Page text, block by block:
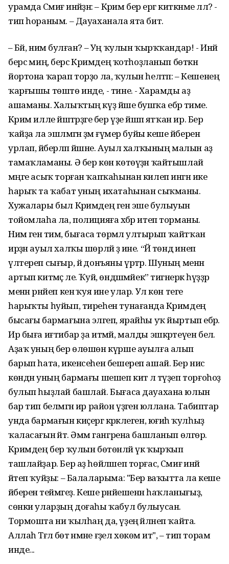
урамда Сәмиғә инәйҙән: – Кәрим бер ергә киткәнме әллә? -
тип һораным. – Дауаханала ята бит.
– Бәй, нимә булған? – Уң ҡулын ҡырҡҡандар! - Инәй
берсә миңә, берсә Кәримдең ҡотһоҙланып бөткән
йортона ҡарап торҙо ла, ҡулын һелтәп: – Кешенең
ҡарғышы төштө инде, - тине. - Харамды аҙ
ашаманы. Халыҡтың күҙ йәше бушҡа ебәрә тиме.
Кәрим илле йәштәрҙәге бер үҙе йәшәп ятҡан ир. Бер
ҡайҙа ла эшләмәгән әҙәм ғүмер буйы кеше әйберен
урлап, йәберләп йәшәне. Ауыл халҡының малын аҙ
тамаҡламаны. Ә бер көн көтөүҙән ҡайтышлай
мәңге асыҡ торған ҡапҡаһынан килеп ингән ике
һарыҡ та ҡабат уның ихатаһынан сыҡманы.
Хужалары был Кәримдең генә эше булыуын
тойомлаһа ла, полицияға хәбәр итеп торманы.
Нимә генә тимә, бығаса төрмәлә ултырып ҡайтҡан
ирҙән ауыл халҡы шөрләй ҙә ине. “Йә төндә инеп
үлтереп сығыр, йә донъяны үртәр. Шуның менән
артып китмәҫ әле. Ҡуй, өндәшмәйек” тигәнерәк һүҙҙәр
менән рәнйеп кенә ҡуя ине улар. Ул көн теге
һарыҡты һуйып, тиреһен тунағанда Кәримдең
бысағы бармағына эләгеп, ярайһы уҡ йыртып ебәрә.
Ир быға иғтибар ҙа итмәй, малды эшкәртеүен белә.
Аҙаҡ уның бер өлөшөн күрше ауылға алып
барып һата, икенсеһен бешереп ашай. Бер нисә
көндән уның бармағы шешеп китә лә түҙеп торғоһоҙ
булып һыҙлай башлай. Бығаса дауахана юлын
бар тип белмәгән ир район үҙәгенә юллана. Табиптар
унда бармағын киҫергә кәрәклеген, юғиһә ҡулһыҙ
ҡаласағын әйтә. Әммә гангрена башланып өлгөрә.
Кәримдең бер ҡулын бөтөнләй үк ҡырҡып
ташлайҙар. Бер аҙ һөйләшеп торғас, Сәмиғә инәй
әйтеп ҡуйҙы: – Балаларыма: "Бер ваҡытта ла кеше
әйберенә теймәгеҙ. Кеше рәнйешенән һаҡланығыҙ,
сөнки уларҙың доғаһы ҡабул булыусан.
Тормошта ни ҡылһаң да, үҙеңә әйләнеп ҡайта.
Аллаһ Тәғәлә бөтә нәмәне ғәҙел хөкөм итә", – тип торам
инде...